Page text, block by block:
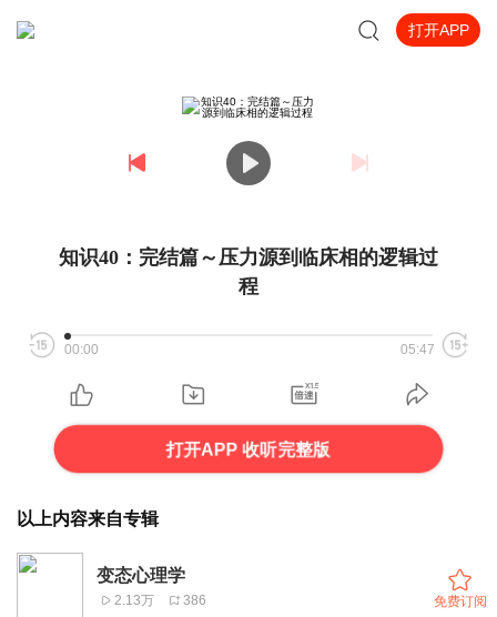
打开APP
知识40：完结篇～压力源到临床相的逻辑过
程
00:00 05:47
打开APP 收听完整版
以上内容来自专辑
变态心理学
2.13万 386 免费订阅